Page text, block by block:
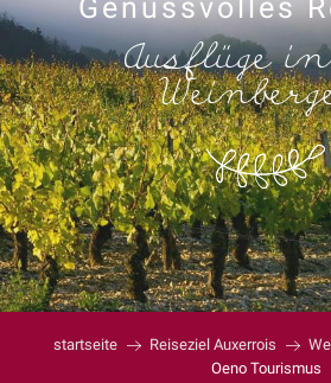
Genussvolles
Ausflüge
startseite Reiseziel Auxerrois
Oeno Tourismus